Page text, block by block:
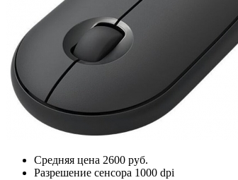
Средняя цена 2600 руб.
Разрешение сенсора 1000 dpi